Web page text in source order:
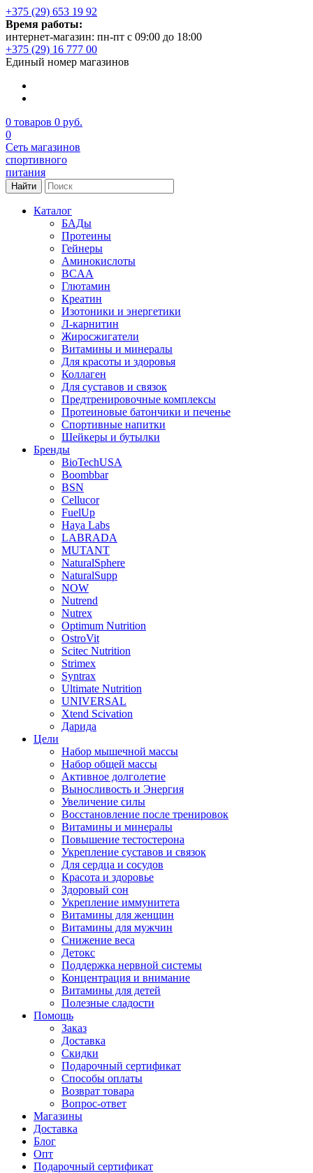
+375 (29) 653 19 92
Время работы:
интернет-магазин: пн-пт с 09:00 до 18:00
+375 (29) 16 777 00
Единый номер магазинов
0 товаров 0 руб.
0
Сеть магазинов
спортивного
питания
Найти
Каталог
БАДы
Протеины
Гейнеры
Аминокислоты
BCAA
Глютамин
Креатин
Изотоники и энергетики
Л-карнитин
Жиросжигатели
Витамины и минералы
Для красоты и здоровья
Коллаген
Для суставов и связок
Предтренировочные комплексы
Протеиновые батончики и печенье
Спортивные напитки
Шейкеры и бутылки
Бренды
BioTechUSA
Boombbar
BSN
Cellucor
FuelUp
Haya Labs
LABRADA
MUTANT
NaturalSphere
NaturalSupp
NOW
Nutrend
Nutrex
Optimum Nutrition
OstroVit
Scitec Nutrition
Strimex
Syntrax
Ultimate Nutrition
UNIVERSAL
Xtend Scivation
Дарида
Цели
Набор мышечной массы
Набор общей массы
Активное долголетие
Выносливость и Энергия
Увеличение силы
Восстановление после тренировок
Витамины и минералы
Повышение тестостерона
Укрепление суставов и связок
Для сердца и сосудов
Красота и здоровье
Здоровый сон
Укрепление иммунитета
Витамины для женщин
Витамины для мужчин
Снижение веса
Детокс
Поддержка нервной системы
Концентрация и внимание
Витамины для детей
Полезные сладости
Помощь
Заказ
Доставка
Скидки
Подарочный сертификат
Способы оплаты
Возврат товара
Вопрос-ответ
Магазины
Доставка
Блог
Опт
Подарочный сертификат